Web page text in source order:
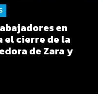
en
el cierre de la
de Zara y